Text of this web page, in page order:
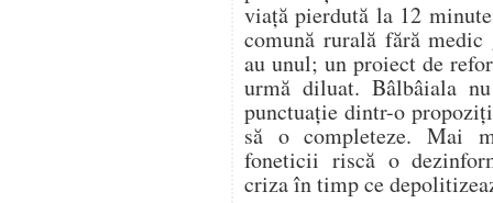
viață pierdută la 12
comună rurală fără
au unul; un proiect de
urmă diluat. Bâlbâiala
punctuație dintr-o
să o completeze. Mai
foneticii riscă o
criza în timp ce